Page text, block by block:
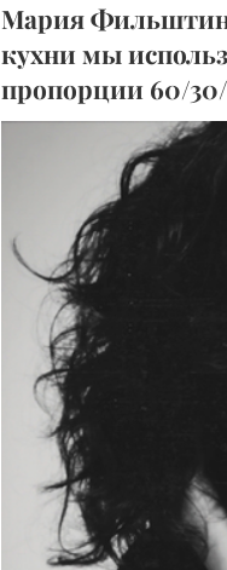
Мария
кухни мы
пропорции 60/